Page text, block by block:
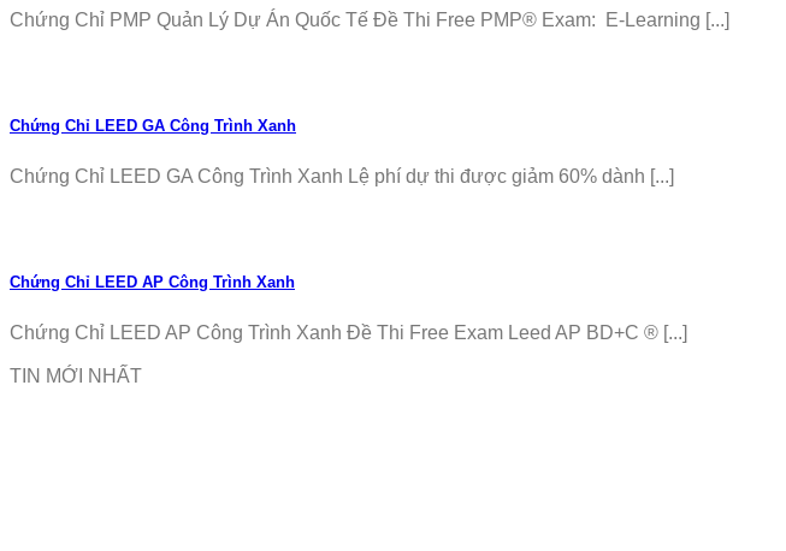
Chứng Chỉ PMP Quản Lý Dự Án Quốc Tế Đề Thi Free PMP® Exam: E-Learning [...]
Chứng Chỉ LEED GA Công Trình Xanh
Chứng Chỉ LEED GA Công Trình Xanh Lệ phí dự thi được giảm 60% dành [...]
Chứng Chỉ LEED AP Công Trình Xanh
Chứng Chỉ LEED AP Công Trình Xanh Đề Thi Free Exam Leed AP BD+C ® [...]
TIN MỚI NHẤT